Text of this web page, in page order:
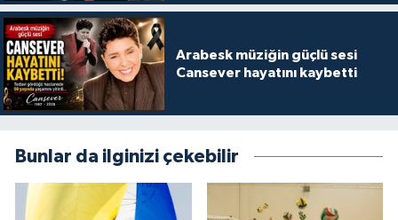
Arabesk müziğin güçlü sesi
Cansever hayatını kaybetti
Bunlar da ilginizi çekebilir